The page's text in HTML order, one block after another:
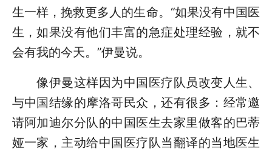
生一样，挽救更多人的生命。“如果没有中国医
生，如果没有他们丰富的急症处理经验，就不
会有我的今天。”伊曼说。
像伊曼这样因为中国医疗队员改变人生、
与中国结缘的摩洛哥民众，还有很多：经常邀
请阿加迪尔分队的中国医生去家里做客的巴蒂
娅一家，主动给中国医疗队当翻译的当地医生